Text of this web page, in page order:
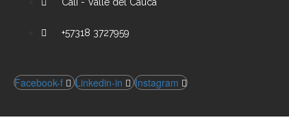
Cali - Valle del Cauca
+57318 3727959
Facebook-f Linkedin-in Instagram